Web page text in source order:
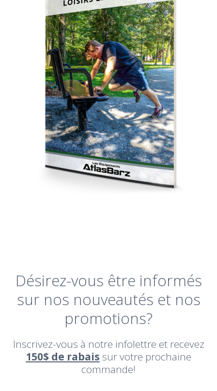
Désirez-vous être informés
sur nos nouveautés et nos
promotions?
Inscrivez-vous à notre infolettre et recevez
150$ de rabais sur votre prochaine
commande!